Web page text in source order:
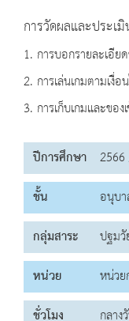
การวัดผลและประเ
1. การบอกรายละเอีย
2. การเล่นเกมตามเงื่อ
3. การเก็บเกมและของ
ปีการศึกษา
ชั้น
อนุบ
กลุ่มสาระ
ปฐม
หน่วย
หน่วย
ชั่วโมง
กลา